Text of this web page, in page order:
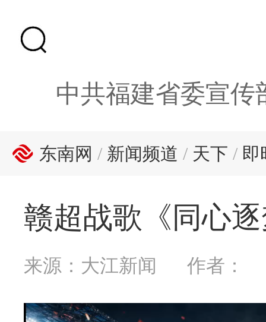
中共福建省委宣传
东南网 / 新闻频道 / 天下 / 即
赣超战歌《同心
来源：大江新闻 作者：